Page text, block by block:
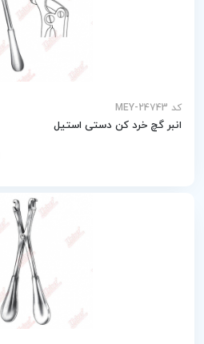
کد MEY-24743
انبر گچ خرد کن دستی استیل